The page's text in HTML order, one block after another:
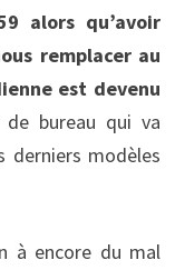
alors qu’avoir
remplacer au
est devenu
bureau qui va
derniers modèles
à encore du mal